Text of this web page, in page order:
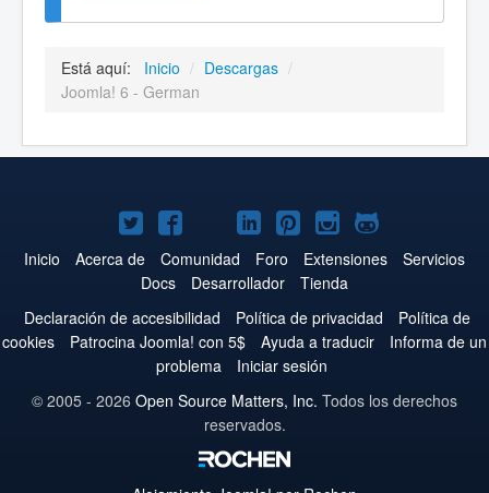
Está aquí: Inicio / Descargas /
Joomla! 6 - German
Joomla!
en
Twitter
Joomla!
en
Facebook
Joomla!
en
YouTube
Joomla!
en
LinkedIn
Joomla!
en
Pinterest
Joomla!
en
Instagram
Joomla!
en
Inicio Acerca de Comunidad Foro Extensiones
Servicios
Docs
Desarrollador
Tienda
Declaración de accesibilidad
Política de privacidad
Política de
cookies
Patrocina Joomla! con 5$ Ayuda a traducir
Informa de un
problema
Iniciar sesión
© 2005 - 2026 Open Source Matters, Inc. Todos los derechos
reservados.